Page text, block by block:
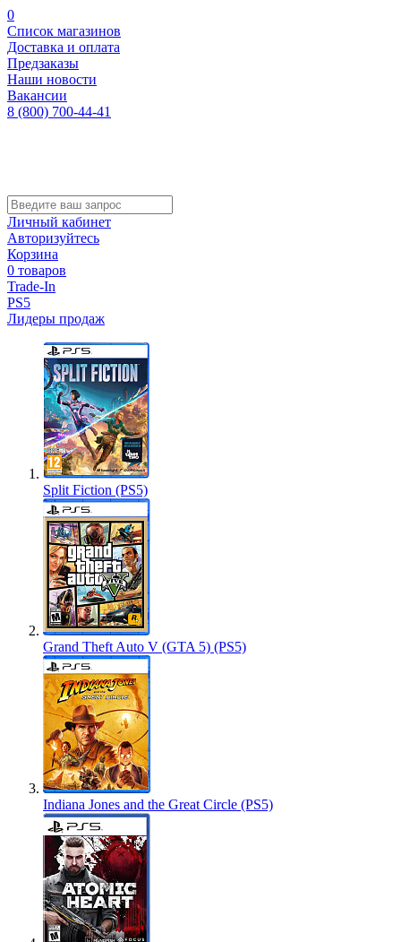
0
Список магазинов
Доставка и оплата
Предзаказы
Наши новости
Вакансии
8 (800) 700-44-41
Личный кабинет
Авторизуйтесь
Корзина
0 товаров
Trade-In
PS5
Лидеры продаж
Split Fiction (PS5)
Grand Theft Auto V (GTA 5) (PS5)
Indiana Jones and the Great Circle (PS5)